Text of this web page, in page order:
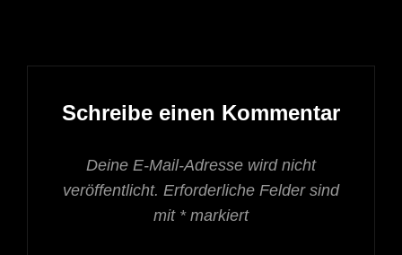
Schreibe einen Kommentar
Deine E-Mail-Adresse wird nicht
veröffentlicht. Erforderliche Felder sind
mit *markiert